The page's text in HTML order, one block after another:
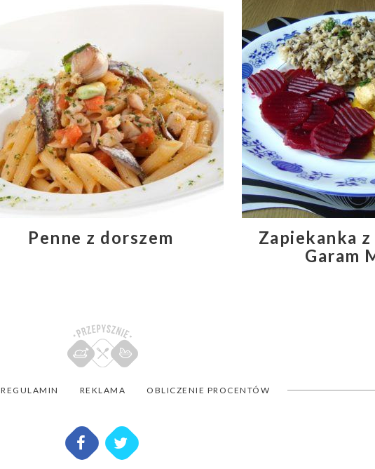
Penne z dorszem
Zapiekanka
Garam
REGULAMIN REKLAMA OBLICZENIE PROCENTÓW